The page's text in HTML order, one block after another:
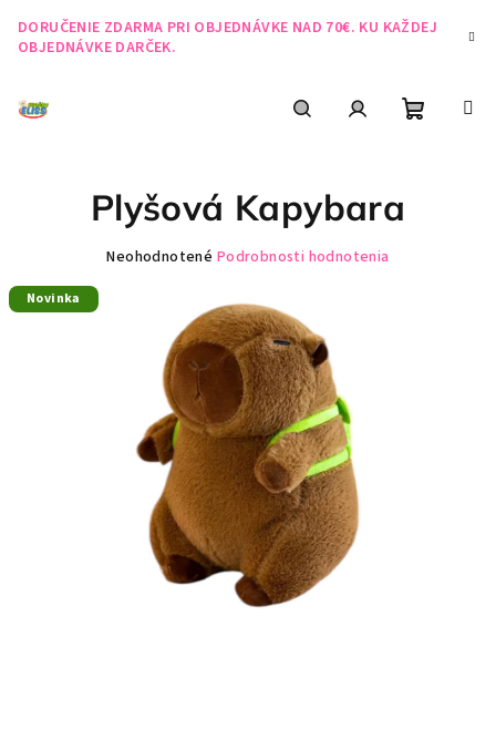
obsah
DORUČENIE ZDARMA PRI OBJEDNÁVKE NAD 70€. KU KAŽDEJ
OBJEDNÁVKE DARČEK.
Plyšová Kapybara
Priemerné
hviezdičiek.
Neohodnotené Podrobnosti hodnotenia
Novinka